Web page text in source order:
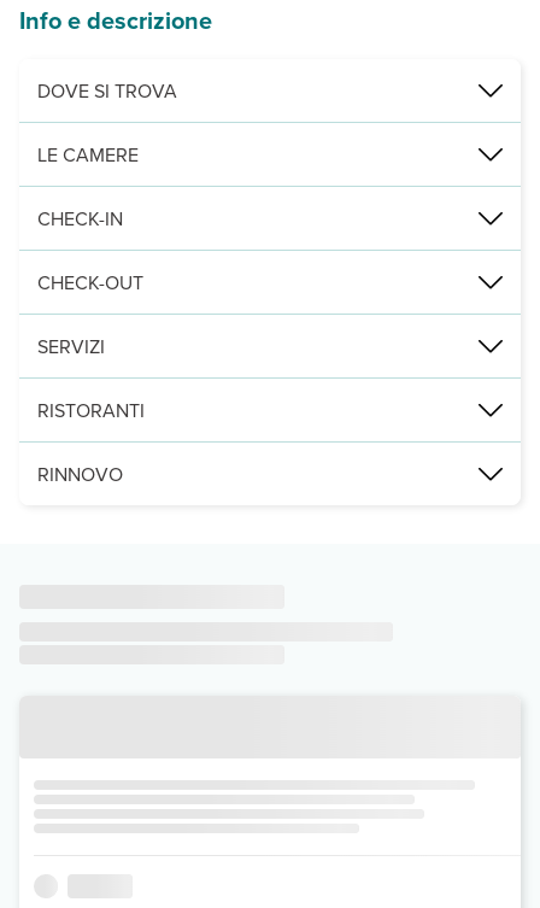
Info e descrizione
DOVE SI TROVA
Nelle vicinanze di: Spiaggia di Ladiko
Punti di interesse:
Le distanze sono visualizzate con un'approssimazione di 0,1
LE CAMERE
Rilassati in una delle 48 camere della struttura, complete di
CHECK-IN
Dalle ore 13:00
Leggi Tutto
CHECK-OUT
Entro le: 11:00
SERVIZI
Approfitta dei servizi ricreativi disponibili, che includono una
Potrai usufruire di una postazione PC, check-in veloce e
RISTORANTI
L'eccellente ristorante di un hotel dispone di un bar/lounge e
RINNOVO